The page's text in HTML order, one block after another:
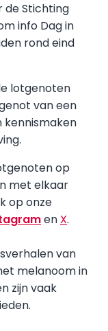
de Stichting
info Dag in
rond eind
lotgenoten
van een
kennismaken
op
met elkaar
op onze
en X.
van
melanoom in
zijn vaak